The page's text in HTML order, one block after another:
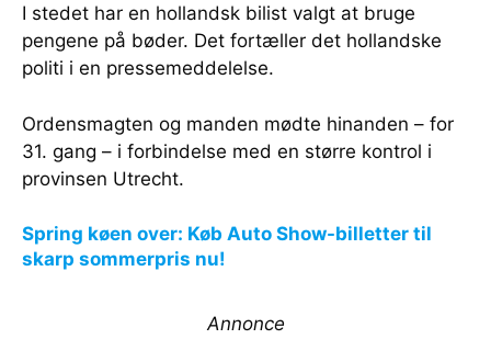
I stedet har en hollandsk bilist valgt at bruge
pengene på bøder. Det fortæller det hollandske
politi i en pressemeddelelse.
Ordensmagten og manden mødte hinanden – for
31. gang – i forbindelse med en større kontrol i
provinsen Utrecht.
Spring køen over: Køb Auto Show-billetter til
skarp sommerpris nu!
Annonce